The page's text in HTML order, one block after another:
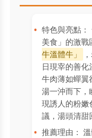
特色與亮點：
美食」的激
牛溫體牛」
日現宰的善化
牛肉薄如蟬翼
湯一沖而下，
現誘人的粉嫩
議，湯頭清甜
推薦理由：